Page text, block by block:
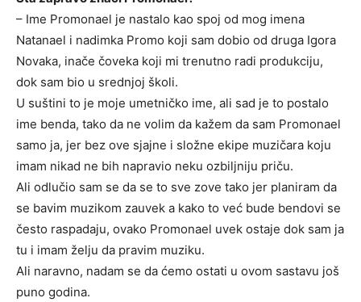
– Ime Promonael je nastalo kao spoj od mog imena
Natanael i nadimka Promo koji sam dobio od druga Igora
Novaka, inače čoveka koji mi trenutno radi produkciju,
dok sam bio u srednjoj školi.
U suštini to je moje umetničko ime, ali sad je to postalo
ime benda, tako da ne volim da kažem da sam Promonael
samo ja, jer bez ove sjajne i složne ekipe muzičara koju
imam nikad ne bih napravio neku ozbiljniju priču.
Ali odlučio sam se da se to sve zove tako jer planiram da
se bavim muzikom zauvek a kako to već bude bendovi se
često raspadaju, ovako Promonael uvek ostaje dok sam ja
tu i imam želju da pravim muziku.
Ali naravno, nadam se da ćemo ostati u ovom sastavu još
puno godina.